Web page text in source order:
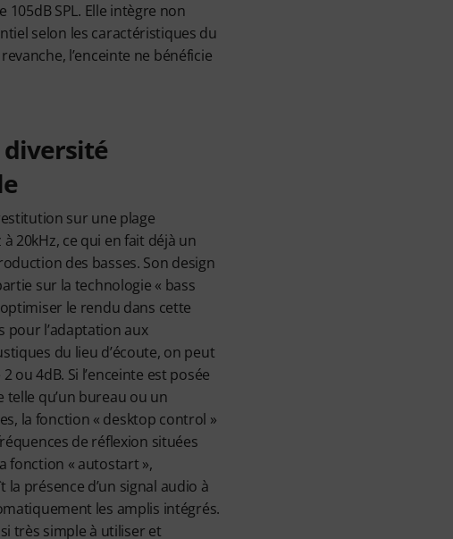
SPL. Elle intègre non
selon les caractéristiques du
l’enceinte ne bénéficie
diversité
sur une plage
20kHz, ce qui en fait déjà un
des basses. Son design
sur la technologie « bass
le rendu dans cette
pour l’adaptation aux
du lieu d’écoute, on peut
ou 4dB. Si l’enceinte est posée
telle qu’un bureau ou un
la fonction « desktop control »
de réflexion situées
fonction « autostart »,
présence d’un signal audio à
les amplis intégrés.
très simple à utiliser et